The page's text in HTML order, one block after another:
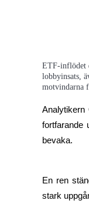
ETF-inflödet
lobbyinsats,
motvindarna
Analytikern
fortfarande
bevaka.
En ren